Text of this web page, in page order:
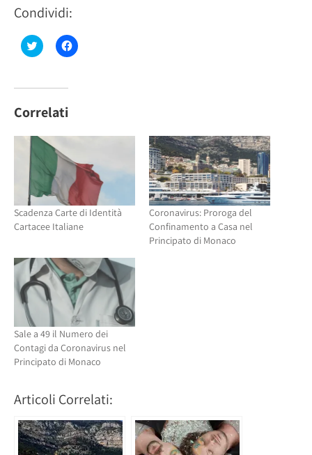
Condividi:
Fai
clic
su
(Si
apre
una
nuova
finestra)
Fai
clic
nuova
Correlati
Scadenza Carte di Identità
Cartacee Italiane
Coronavirus: Proroga del
Confinamento a Casa nel
Principato di Monaco
Sale a 49 il Numero dei
Contagi da Coronavirus nel
Principato di Monaco
Articoli Correlati: